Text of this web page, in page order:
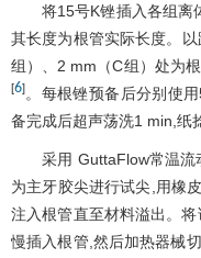
将15号K锉插入各组离
其长度为根管实际长度。
组）、2 mm（C组）处为
[6] 。每根锉预备后分别使
备完成后超声荡洗1 min,纸
采用 GuttaFlow常温
为主牙胶尖进行试尖,用橡
注入根管直至材料溢出。
慢插入根管,然后加热器械